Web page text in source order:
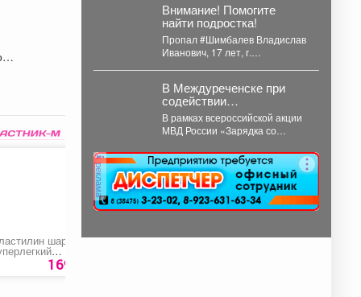
шариковый
169 руб.
Домкрат Квас «Терехинский»
за нарушения в содержании
домов...
Внимание! Помогите
найти подростка!
Пропал #Шимбалев Владислав
Иванович, 17 лет, г.
В Междуреченске при
содействии
Общественного совета
полицейские провели
утреннюю зарядку для
детей из лагеря дневного
пребывания
В рамках всероссийской акции
МВД России «Зарядка со
полиции совместно с членом...
реклама